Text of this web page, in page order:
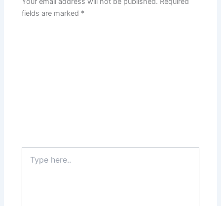
fields are marked *
here..